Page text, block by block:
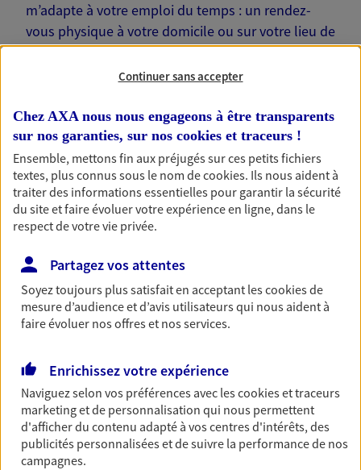
m’adapte à votre emploi du temps : un rendez-
vous physique à votre domicile ou sur votre lieu de
travail… Je suis là pour échanger avec vous !
Nos offres phares
Épargne
immobilier, études des enfants ou voyage autour
du monde… Épargnez à votre rythme et
simplement, selon votre profil.
Préparez sereinement ce nouveau chapitre de
votre vie avec les conseils d'un expert. Découvrez
notre solution PER (Plan Epargne Retraite)
spécialement conçue pour la retraite.
Continuer sans accepter
Chez AXA nous nous engageons à être transparents
sur nos garanties, sur nos cookies et traceurs !
Ensemble, mettons fin aux préjugés sur ces petits fichiers
textes, plus connus sous le nom decookies. Ils nous aident à
traiter des informations essentielles pour garantir la sécurité
du site et faire évoluer votre expérience en ligne, dans le
respect de votre vie privée.
Partagez vos attentes
Soyez toujours plus satisfait en acceptant lescookiesde
mesure d’audience et d’avis utilisateurs qui nous aident à
faire évoluer nos offres et nos services.
Enrichissez votre expérience
Naviguez selon vos préférences avec lescookies et traceurs
marketing et de personnalisation qui nous permettent
d'afficher du contenu adapté à vos centres d'intérêts, des
publicités personnalisées et de suivre la performance de nos
campagnes.